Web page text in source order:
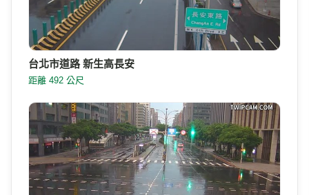
台北市道路 新生高長安
距離 492 公尺